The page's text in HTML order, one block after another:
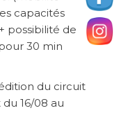
capacités
possibilité de
30 min
du circuit
16/08 au